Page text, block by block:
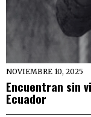
NOVIEMBRE 10, 2025
Encuentran sin
Ecuador